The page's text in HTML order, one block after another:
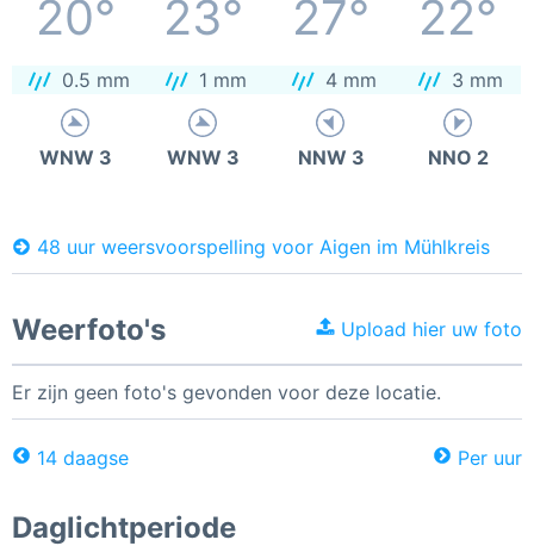
20° 23° 27° 22°
0.5 mm 1 mm 4 mm 3 mm
WNW 3 WNW 3 NNW 3 NNO 2
48 uur weersvoorspelling voor Aigen im Mühlkreis
Weerfoto's Upload hier uw foto
Er zijn geen foto's gevonden voor deze locatie.
14 daagse Per uur
Daglichtperiode